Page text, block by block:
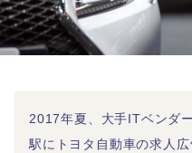
2017年夏、大手ITベンダ
駅にトヨタ自動車の求人